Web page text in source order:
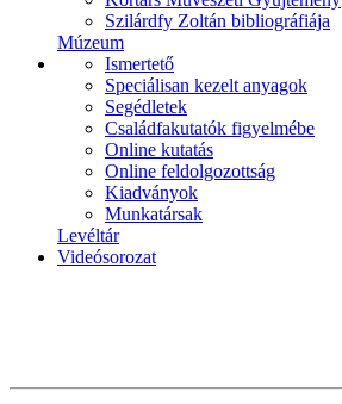
Szilárdfy Zoltán bibliográfiája
Múzeum
Ismertető
Speciálisan kezelt anyagok
Segédletek
Családfakutatók figyelmébe
Online kutatás
Online feldolgozottság
Kiadványok
Munkatársak
Levéltár
Videósorozat